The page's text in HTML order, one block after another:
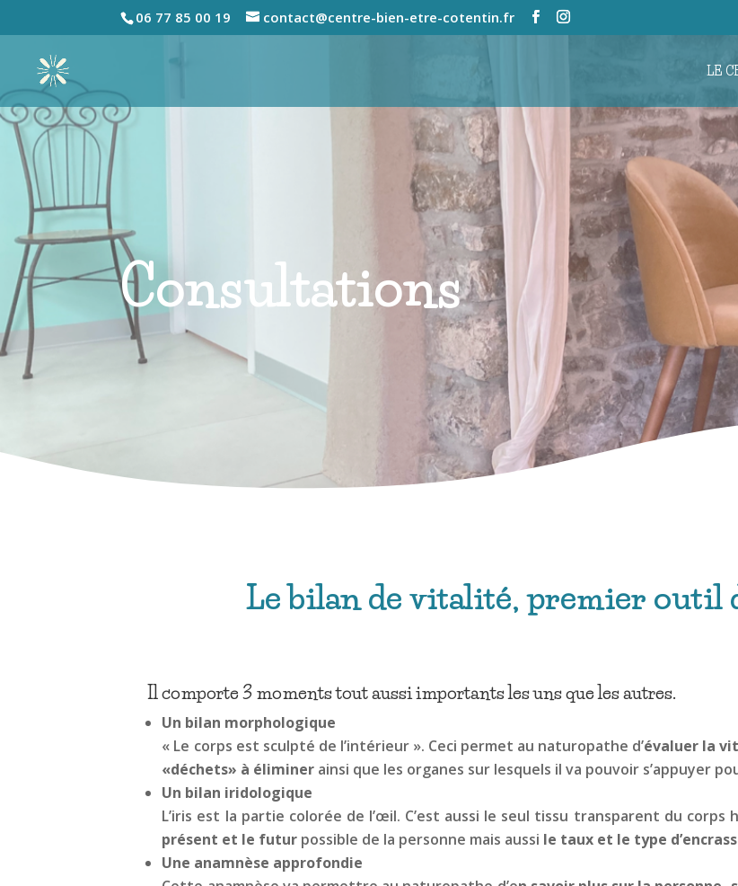
06 77 85 00 19 contact@centre-bien-etre-cotentin.fr
LE
Consultations
Le bilan de vitalité, premier outil
Il comporte 3 moments tout aussi importants les uns que les autres.
Un bilan morphologique
« Le corps est sculpté de l’intérieur ». Ceci permet au naturopathe d’évaluer la
«déchets» à éliminer ainsi que les organes sur lesquels il va pouvoir s’appuyer
Un bilan iridologique
L’iris est la partie colorée de l’œil. C’est aussi le seul tissu transparent du corps
présent et le futur possible de la personne mais aussi le taux et le type
Une anamnèse approfondie